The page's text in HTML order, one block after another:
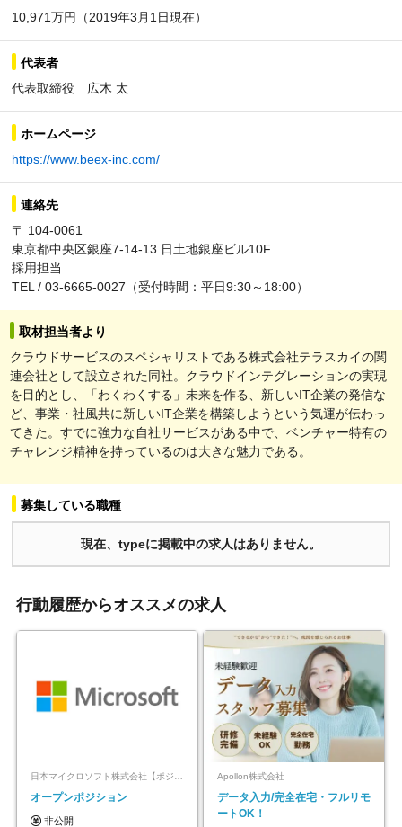
10,971万円（2019年3月1日現在）
代表者
代表取締役 広木 太
ホームページ
https://www.beex-inc.com/
連絡先
〒 104-0061
東京都中央区銀座7-14-13 日土地銀座ビル10F
採用担当
TEL / 03-6665-0027（受付時間：平日9:30～18:00）
取材担当者より
クラウドサービスのスペシャリストである株式会社テラスカイの関
連会社として設立された同社。クラウドインテグレーションの実現
を目的とし、「わくわくする」未来を作る、新しいIT企業の発信な
ど、事業・社風共に新しいIT企業を構築しようという気運が伝わっ
てきた。すでに強力な自社サービスがある中で、ベンチャー特有の
チャレンジ精神を持っているのは大きな魅力である。
募集している職種
現在、typeに掲載中の求人はありません。
行動履歴からオススメの求人
オープンポジション
非公開
Apollon株式会社
データ入力/完全在宅・フルリモ
ートOK！